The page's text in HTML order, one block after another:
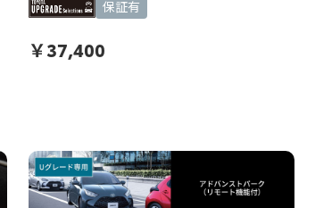
保証有
￥37,400